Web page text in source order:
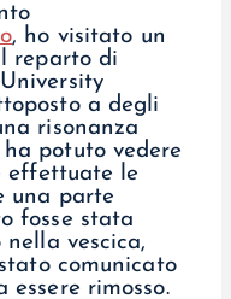
, ho visitato un
reparto di
a degli
risonanza
potuto vedere
effettuate le
una parte
fosse stata
vescica,
comunicato
rimosso.